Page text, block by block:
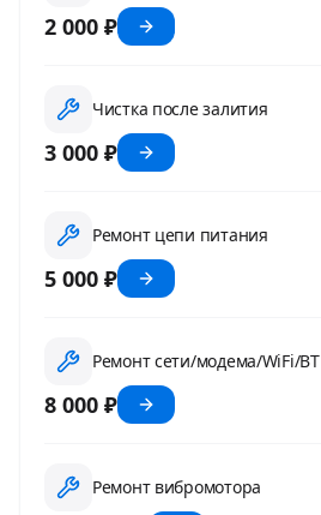
2 000 ₽
Чистка после залития
3 000 ₽
Ремонт цепи питания
5 000 ₽
Ремонт сети/модема/WiFi/BT
8 000 ₽
Ремонт вибромотора